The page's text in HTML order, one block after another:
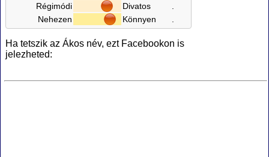
Régimódi
Divatos
Nehezen
Könnyen
Ha tetszik az Ákos név, ezt Facebookon is
jelezheted: